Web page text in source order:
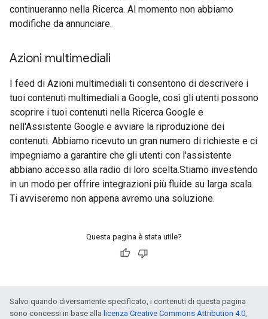
continueranno nella Ricerca. Al momento non abbiamo
modifiche da annunciare.
Azioni multimediali
I feed di Azioni multimediali ti consentono di descrivere i
tuoi contenuti multimediali a Google, così gli utenti possono
scoprire i tuoi contenuti nella Ricerca Google e
nell'Assistente Google e avviare la riproduzione dei
contenuti. Abbiamo ricevuto un gran numero di richieste e ci
impegniamo a garantire che gli utenti con l'assistente
abbiano accesso alla radio di loro scelta.Stiamo investendo
in un modo per offrire integrazioni più fluide su larga scala.
Ti avviseremo non appena avremo una soluzione.
Questa pagina è stata utile?
Salvo quando diversamente specificato, i contenuti di questa pagina
sono concessi in base alla licenza Creative Commons Attribution 4.0,